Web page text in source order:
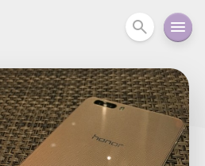
PC関連 ウェア